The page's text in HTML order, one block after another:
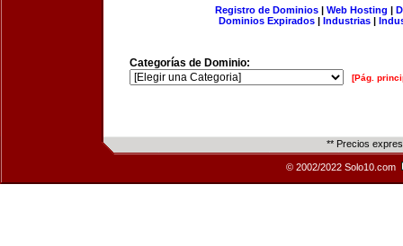
Registro de Dominios| Web Hosting |
Dominios Expirados | Industrias |
Categorías de Dominio:
[Pág.
** Precios
© 2002/2022 Solo10.com